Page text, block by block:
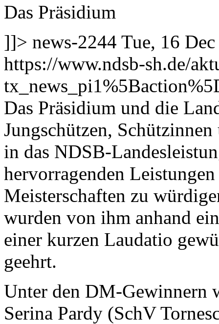
Das Präsidium
]]> news-2244 Tue, 16
https://www.ndsb-sh.de/
Das Präsidium und die
Jungschützen,
in das NDSB-
hervorragenden
Meisterschaften zu
wurden von ihm anhand
einer kurzen Laudatio
geehrt.
Unter den DM-Gewinnern
Serina Pardy (SchV